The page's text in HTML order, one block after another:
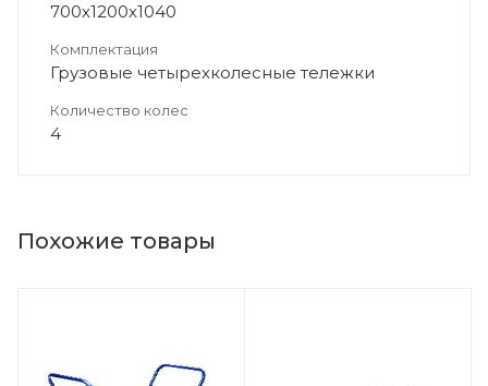
700х1200х1040
Комплектация
Грузовые четырехколесные тележки
Количество колес
4
Похожие товары